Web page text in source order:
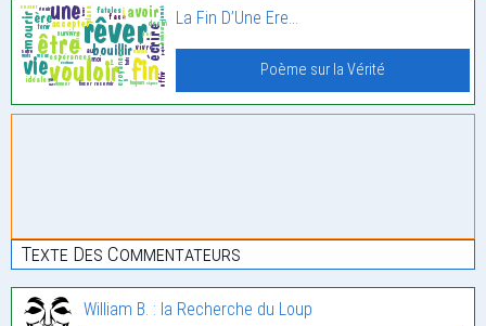
La Fin D’Une Ere…
Poème sur la Vérité
Texte Des Commentateurs
William B. : la Recherche du Loup